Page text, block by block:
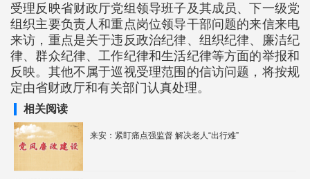
受理反映省财政厅党组领导班子及其成员、下一级党
组织主要负责人和重点岗位领导干部问题的来信来电
来访，重点是关于违反政治纪律、组织纪律、廉洁纪
律、群众纪律、工作纪律和生活纪律等方面的举报和
反映。其他不属于巡视受理范围的信访问题，将按规
定由省财政厅和有关部门认真处理。
相关阅读
来安：紧盯痛点强监督 解决老人“出行难”